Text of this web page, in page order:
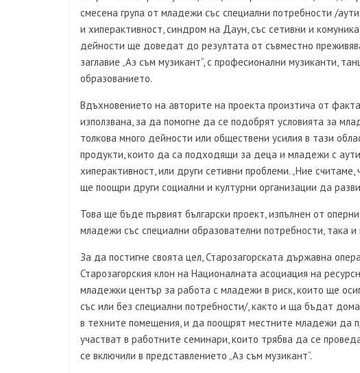
смесена група от младежи със специални потребности /
и хиперактивност, синдром на Даун, със сетивни и
дейности ще доведат до резултата от съвместно
заглавие „Аз съм музикант“, с професионални музиканти,
образованието.
Вдъхновението на авторите на проекта произтича от
използвана, за да помогне да се подобрят условията за
толкова много дейности или обществени усилия в тази
продукти, които да са подходящи за деца и младежи с
хиперактивност, или други сетивни проблеми. „Ние
ще поощри други социални и културни организации да
Това ще бъде първият български проект, изпълнен от
младежи със специални образователни потребности, така
За да постигне своята цел, Старозагорската държавна
Старозагорския клон на Националната асоциация на
младежки център за работа с младежи в риск, които ще
със или без специални потребности/, както и ща бъдат
в техните помещения, и да поощрят местните младежи да
участват в работните семинари, които трябва да се
се включили в представлението „Аз съм музикант“.